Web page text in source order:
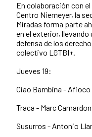
En colaboración con el
Centro Niemeyer, la
Miradas forma parte
en el exterior,
defensa de los
colectivo LGTBI+.
Jueves 19:
Ciao Bambina - Afioco
Traca - Marc
Susurros - Antonio